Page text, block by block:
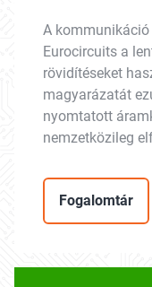
A kommunikáció
Eurocircuits a
rövidítéseket
magyarázatát
nyomtatott
nemzetközileg
Fogalomtár